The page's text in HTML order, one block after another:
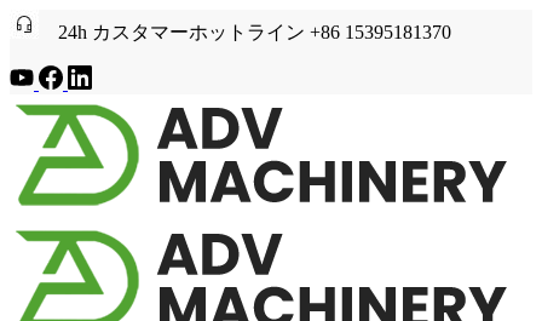
24h カスタマーホットライン +86 15395181370